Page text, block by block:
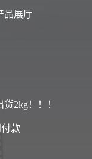
品展厅
2kg！！！
款